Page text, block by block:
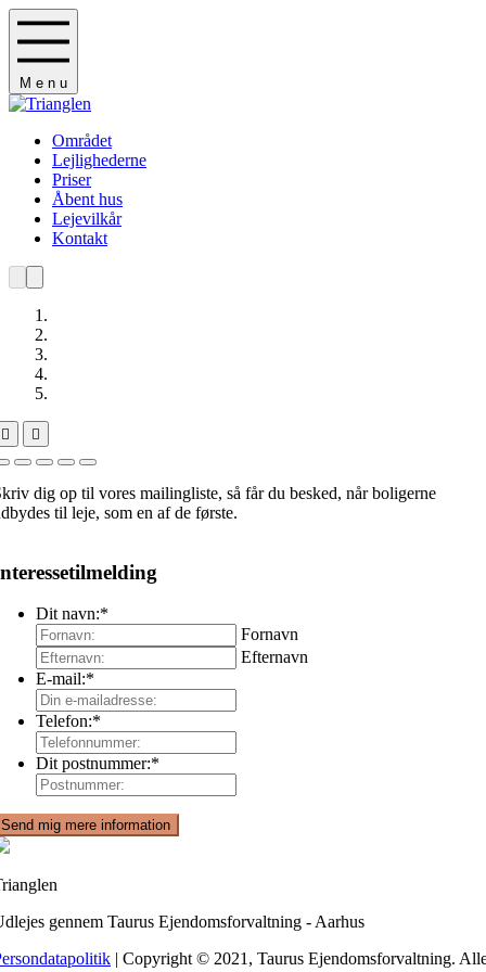
M e n u
Området
Lejlighederne
Priser
Åbent hus
Lejevilkår
Kontakt
dig op til vores mailingliste, så får du besked, når boligerne
til leje, som en af de første.
Dit navn:*
Fornavn
Efternavn
E-mail:*
Telefon:*
Dit postnummer:*
gennem Taurus Ejendomsforvaltning - Aarhus
| Copyright © 2021, Taurus Ejendomsforvaltning.